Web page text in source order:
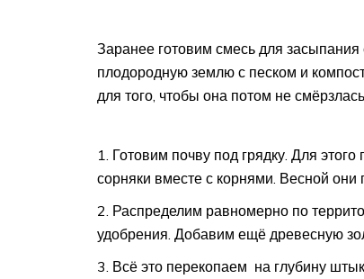
Заранее готовим смесь для
плодородную землю с песком и
для того, чтобы она потом не смёрзлась.
Готовим почву под грядку. Для
сорняки вместе с корнями. Весной
Распределим равномерно по
удобрения. Добавим ещё древесную
Всё это перекопаем на глубину